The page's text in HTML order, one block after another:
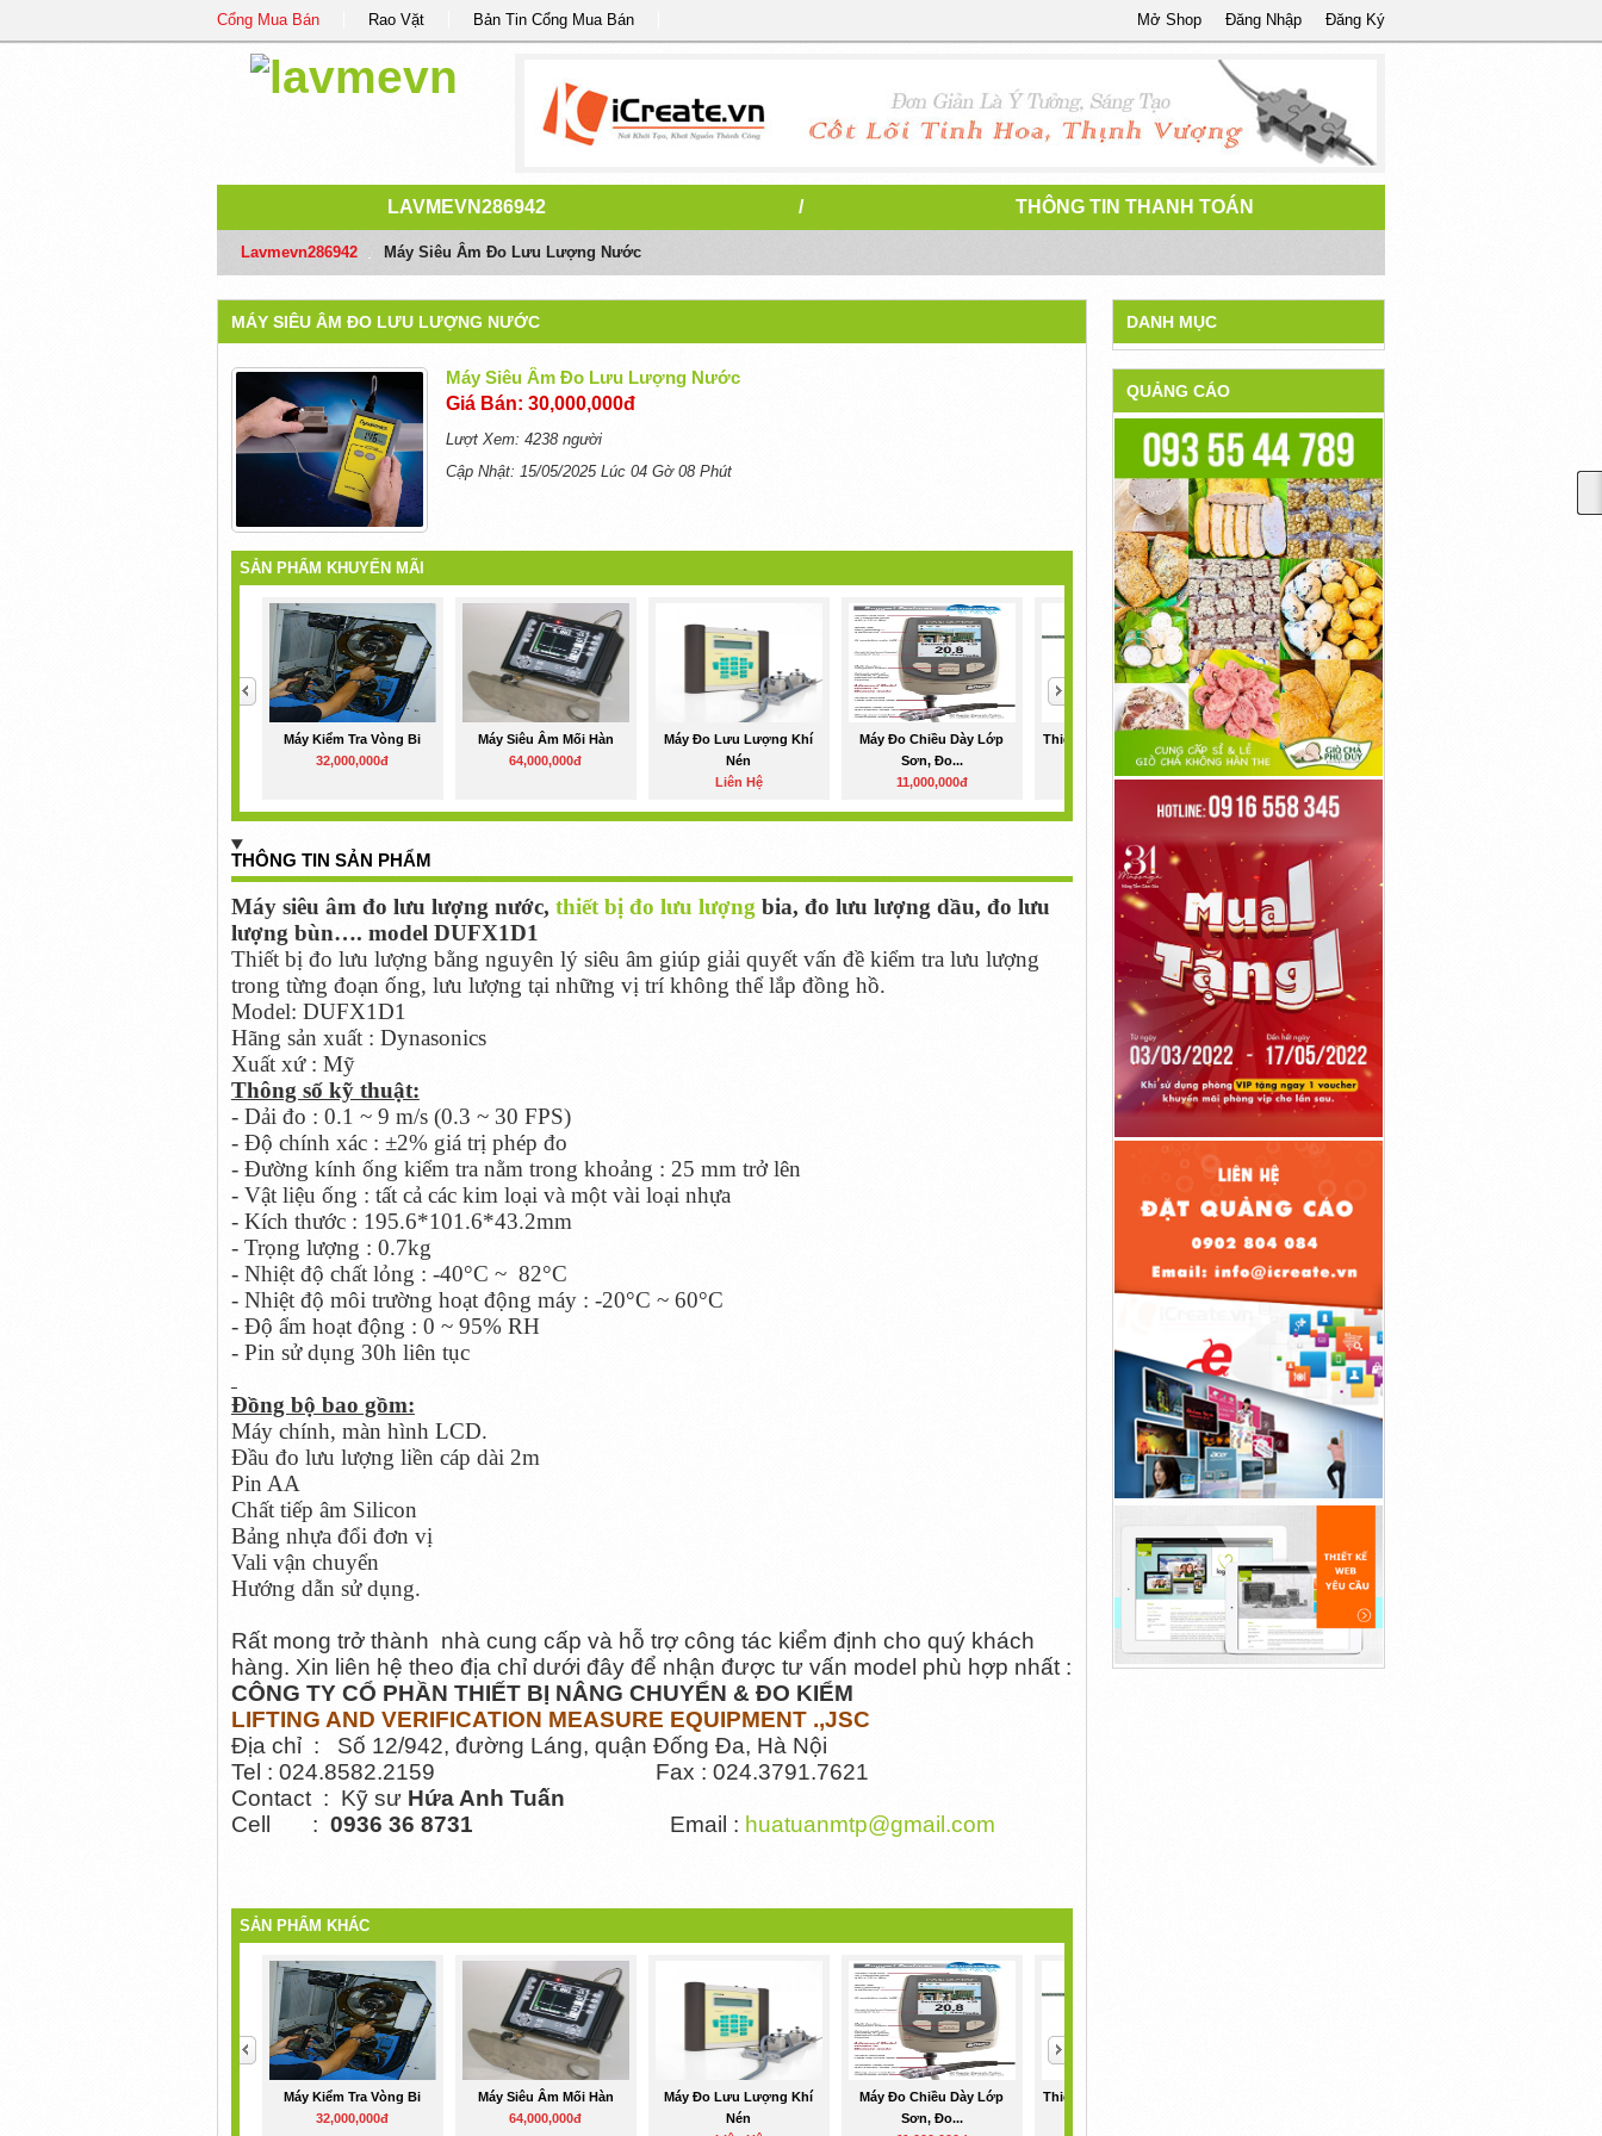
Cổng Mua Bán Rao Vặt Bản Tin Cổng Mua Bán Đăng Ký
Đăng Nhập
Mở Shop
LAVMEVN286942 / THÔNG TIN THANH TOÁN
Lavmevn286942 Máy Siêu Âm Đo Lưu Lượng Nước
MÁY SIÊU ÂM ĐO LƯU LƯỢNG NƯỚC
Máy Siêu Âm Đo Lưu Lượng Nước
Giá Bán: 30,000,000đ
Lượt Xem: 4238 người
Cập Nhật: 15/05/2025 Lúc 04 Gờ 08 Phút
SẢN PHẨM KHUYẾN MÃI
Máy Kiểm Tra Vòng Bi
32,000,000đ
Máy Siêu Âm Mối Hàn
64,000,000đ
Máy Đo Lưu Lượng Khí
Nén
Liên Hệ
Máy Đo Chiều Dày Lớp
Sơn, Đo...
11,000,000đ
Thiết Bị Đo Lực Căng Dây
Co...
42,000,000đ
Máy Siêu Âm Mối Hàn
Model DFX615
64,000,000đ
>
THÔNG TIN SẢN PHẨM
Máy siêu âm đo lưu lượng nước, thiết bị đo lưu lượngbia, đo lưu lượng dầu, đo lưu
lượng bùn…. model DUFX1D1
Thiết bị đo lưu lượng bằng nguyên lý siêu âm giúp giải quyết vấn đề kiểm tra lưu lượng
trong từng đoạn ống, lưu lượng tại những vị trí không thể lắp đồng hồ.
Model: DUFX1D1
Hãng sản xuất : Dynasonics
Xuất xứ : Mỹ
Thông số kỹ thuật:
- Dải đo : 0.1 ~ 9 m/s (0.3 ~ 30 FPS)
- Độ chính xác : ±2% giá trị phép đo
- Đường kính ống kiểm tra nằm trong khoảng : 25 mm trở lên
- Vật liệu ống : tất cả các kim loại và một vài loại nhựa
- Kích thước : 195.6*101.6*43.2mm
- Trọng lượng : 0.7kg
- Nhiệt độ chất lỏng : -40°C ~ 82°C
- Nhiệt độ môi trường hoạt động máy : -20°C ~ 60°C
- Độ ẩm hoạt động : 0 ~ 95% RH
- Pin sử dụng 30h liên tục
Đồng bộ bao gồm:
Máy chính, màn hình LCD.
Đầu đo lưu lượng liền cáp dài 2m
Pin AA
Chất tiếp âm Silicon
Bảng nhựa đổi đơn vị
Vali vận chuyển
Hướng dẫn sử dụng.
Rất mong trở thành nhà cung cấp và hỗ trợ công tác kiểm định cho quý khách
hàng. Xin liên hệ theo địa chỉ dưới đây để nhận được tư vấn model phù hợp nhất :
CÔNG TY CỔ PHẦN THIẾT BỊ NÂNG CHUYỂN & ĐO KIỂM
LIFTING AND VERIFICATION MEASURE EQUIPMENT .,JSC
Địa chỉ : Số 12/942, đường Láng, quận Đống Đa, Hà Nội
Tel : 024.8582.2159
Fax : 024.3791.7621
Contact : Kỹ sư Hứa Anh Tuấn
Cell : 0936 36 8731 Email : huatuanmtp@gmail.com
SẢN PHẨM KHÁC
Máy Kiểm Tra Vòng Bi
32,000,000đ
Máy Siêu Âm Mối Hàn
64,000,000đ
Máy Đo Lưu Lượng Khí
Nén
Máy Đo Chiều Dày Lớp
Sơn, Đo...
Thiết Bị Đo Lực Căng Dây
DANH MỤC
QUẢNG CÁO